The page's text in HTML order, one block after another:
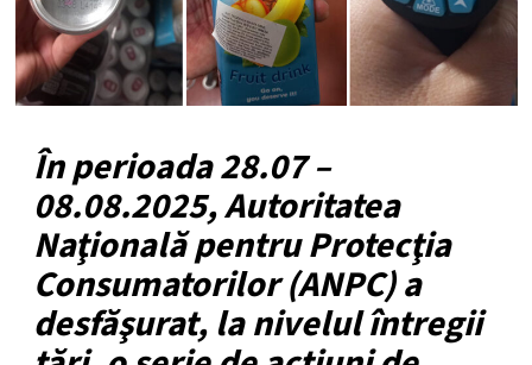
În perioada 28.07 –
08.08.2025, Autoritatea
Naţională pentru Protecţia
Consumatorilor (ANPC) a
desfăşurat, la nivelul întregii